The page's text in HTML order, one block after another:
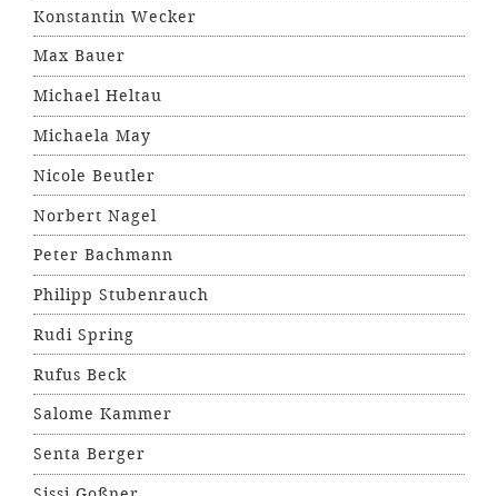
Konstantin Wecker
Max Bauer
Michael Heltau
Michaela May
Nicole Beutler
Norbert Nagel
Peter Bachmann
Philipp Stubenrauch
Rudi Spring
Rufus Beck
Salome Kammer
Senta Berger